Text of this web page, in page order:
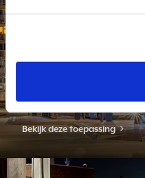
Openbare
Bekijk deze toepassing